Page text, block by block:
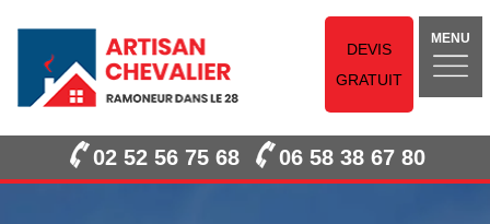
DEVIS
GRATUIT
MENU
02 52 56 75 68 06 58 38 67 80